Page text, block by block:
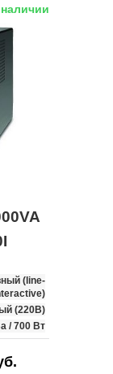
(line-
(220В)
/ 700 Вт